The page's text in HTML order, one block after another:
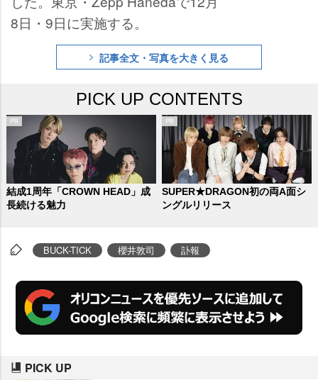
8日・9日に実施する。
記事全文・写真を大きく見る
PICK UP CONTENTS
結成1周年「CROWN HEAD」成
長続ける魅力
SUPER★DRAGON初の両A面シ
ングルリリース
BUCK-TICK 櫻井敦司 訃報
PICK UP